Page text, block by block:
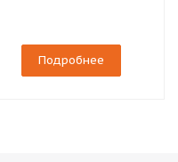
Подробнее